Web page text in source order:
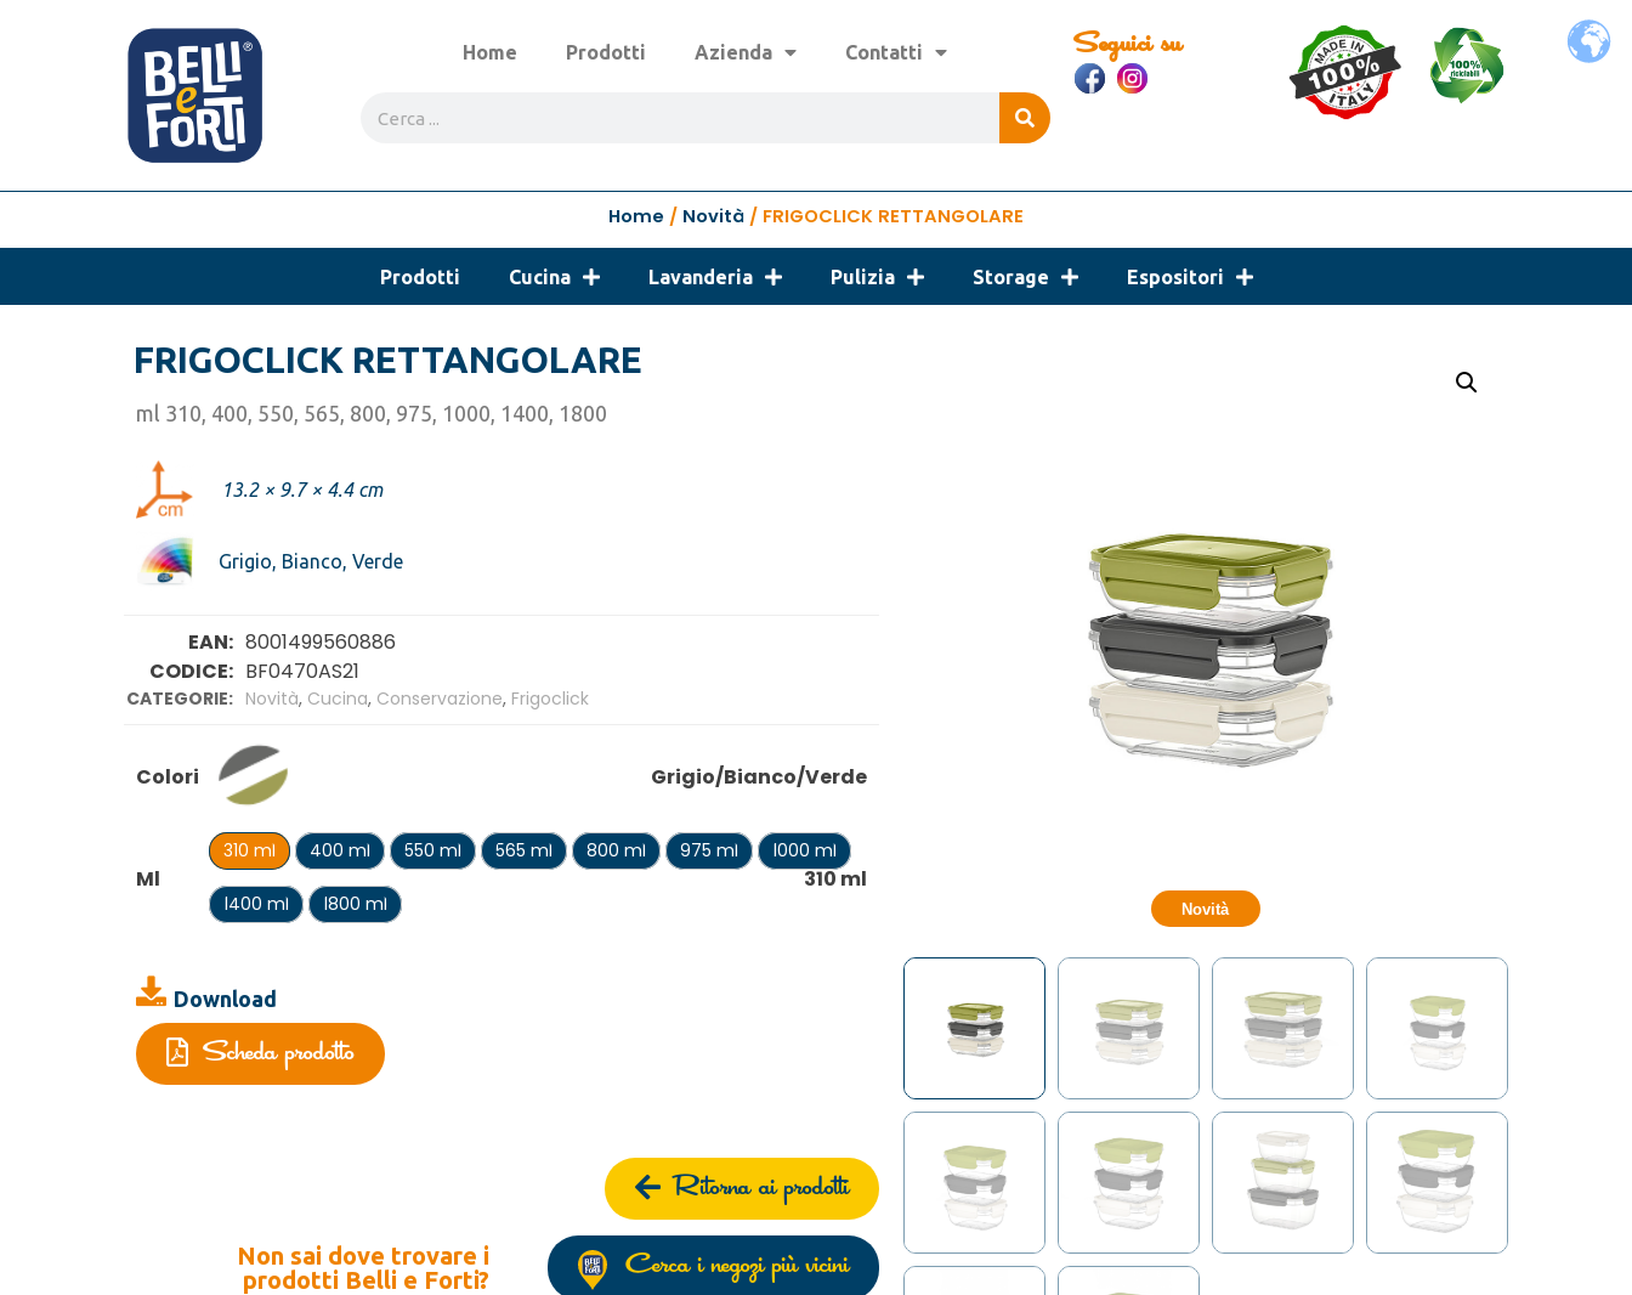
Home Prodotti Azienda Contatti Seguici su
Home / Novità / FRIGOCLICK RETTANGOLARE
Prodotti Cucina Lavanderia Pulizia Storage Espositori
FRIGOCLICK RETTANGOLARE
ml 310, 400, 550, 565, 800, 975, 1000, 1400, 1800
13.2 × 9.7 × 4.4 cm
Grigio, Bianco, Verde
EAN: 8001499560886
CODICE: BF0470AS21
CATEGORIE: Novità, Cucina, Conservazione, Frigoclick
Colori Grigio/Bianco/Verde
Ml 310 ml
310 ml 400 ml 550 ml 565 ml 800 ml 975 ml 1000 ml
1400 ml 1800 ml
Download
Scheda prodotto
Ritorna ai prodotti
Non sai dove trovare i
prodotti Belli e Forti?
Cerca i negozi più vicini
Novità